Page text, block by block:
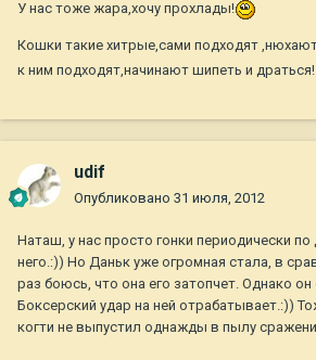
У нас тоже жара,хочу прохлады!
Кошки такие хитрые,сами подходят
к ним подходят,начинают шипеть и драться!
udif
Опубликовано 31 июля, 2012
Наташ, у нас просто гонки периодически
него.:)) Но Даньк уже огромная стала, в
раз боюсь, что она его затопчет. Однако он
Боксерский удар на ней отрабатывает.:))
когти не выпустил однажды в пылу